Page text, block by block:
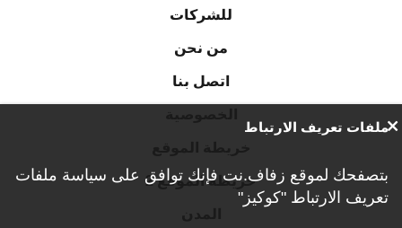
للشركات
من نحن
اتصل بنا
خريطة الموقع 2
ملفات تعريف الارتباط
بتصفحك لموقع زفاف.نت فإنك توافق على سياسة ملفات
تعريف الارتباط "كوكيز"